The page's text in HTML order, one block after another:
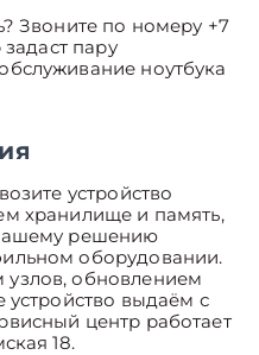
Звоните по номеру +7
пару
ноутбука
устройство
хранилище и память,
решению
оборудовании.
обновлением
устройство выдаём с
центр работает
18.